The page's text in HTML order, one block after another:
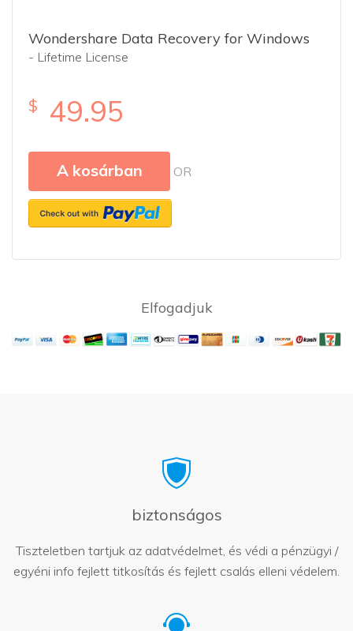
Wondershare Data Recovery for Windows
- Lifetime License
$ 49.95
A kosárban OR
Elfogadjuk
biztonságos
Tiszteletben tartjuk az adatvédelmet, és védi a pénzügyi /
egyéni info fejlett titkosítás és fejlett csalás elleni védelem.